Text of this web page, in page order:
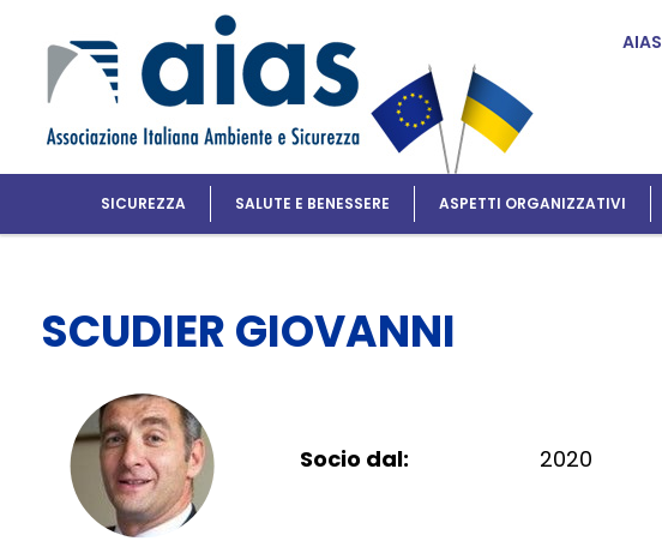
AIAS
SICUREZZA SALUTE E BENESSERE ASPETTI ORGANIZZATIVI
SCUDIER GIOVANNI
Socio dal: 2020